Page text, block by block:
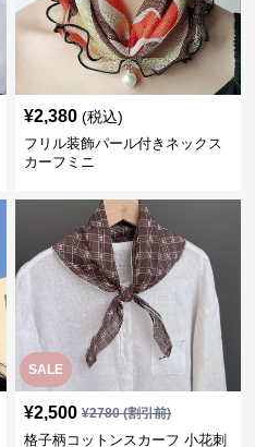
¥2,380 (税込)
フリル装飾パール付きネックス
カーフミニ
SALE
¥2,500 ¥2780(割引前)
格子柄コットンスカーフ 小花刺